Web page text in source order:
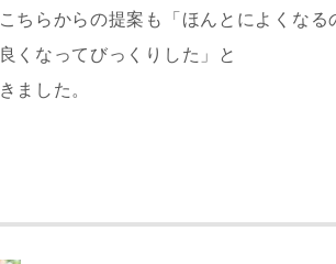
ちらからの提案も「ほんとによくな
くなってびっくりした」と
ました。